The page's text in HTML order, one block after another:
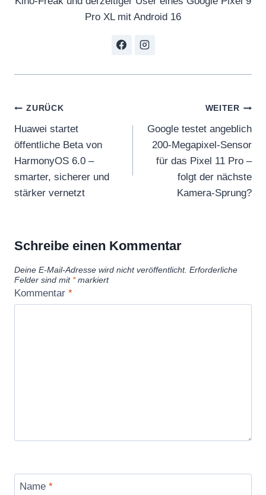
Pro XL mit Android 16
Beitragsnavigation
ZURÜCK
Huawei startet
öffentliche Beta von
HarmonyOS 6.0 –
smarter, sicherer und
stärker vernetzt
WEITER
Google testet angeblich
200-Megapixel-Sensor
für das Pixel 11 Pro –
folgt der nächste
Kamera-Sprung?
Schreibe einen Kommentar
Deine E-Mail-Adresse wird nicht veröffentlicht. Erforderliche
Felder sind mit *markiert
Kommentar *
Name *